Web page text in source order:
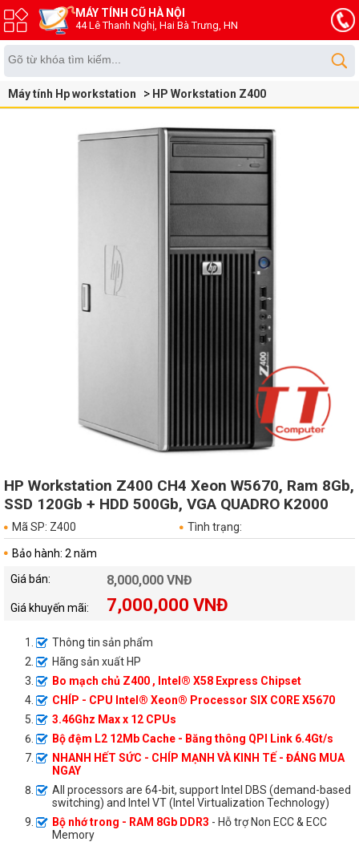
MÁY TÍNH CŨ HÀ NỘI
44 Lê Thanh Nghị, Hai Bà Trưng, HN
Máy tính Hp workstation HP Workstation Z400
HP Workstation Z400 CH4 Xeon W5670, Ram 8Gb,
SSD 120Gb + HDD 500Gb, VGA QUADRO K2000
Mã SP: Z400 Tình trạng:
Bảo hành: 2 năm
Giá bán:
8,000,000 VNĐ
Giá khuyến mãi: 7,000,000 VNĐ
Thông tin sản phẩm
Hãng sản xuất HP
Bo mạch chủ Z400 , Intel® X58 Express Chipset
CHÍP - CPU Intel® Xeon® Processor SIX CORE X5670
3.46Ghz Max x 12 CPUs
Bộ đệm L2 12Mb Cache - Băng thông QPI Link 6.4Gt/s
NHANH HẾT SỨC - CHÍP MẠNH VÀ KINH TẾ - ĐÁNG MUA
NGAY
All processors are 64-bit, support Intel DBS (demand-based
switching) and Intel VT (Intel Virtualization Technology)
Bộ nhớ trong - RAM 8Gb DDR3 - Hỗ trợ Non ECC & ECC
Memory